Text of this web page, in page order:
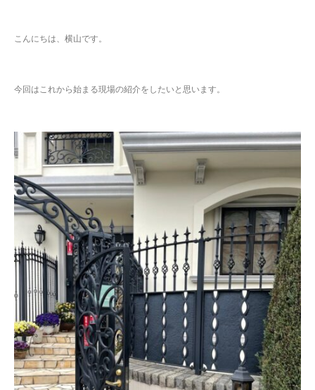
こんにちは、横山です。
今回はこれから始まる現場の紹介をしたいと思います。